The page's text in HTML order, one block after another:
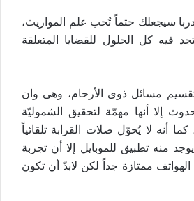
سيجعلك حتماً تُحب علم المواريث،
فيه كل الحلول للقضايا المتعلقة
مسائل ذوى الأرحام، وهى وان
إلا أنها مهمّة لتحقيق الشموليّة
أنه لا يُحوّل صلات القرابة تلقائياً
منه تطبيق للموبايل إلا أن تجربة
ممتازة جداً لكن لابدّ أن تكون